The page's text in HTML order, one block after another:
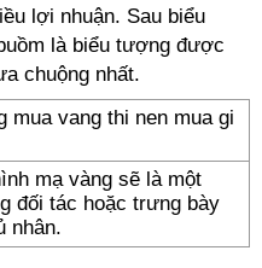
lợi nhuận. Sau biểu
là biểu tượng được
chuộng nhất.
mạ vàng sẽ là một
đối tác hoặc trưng bày
nhân.